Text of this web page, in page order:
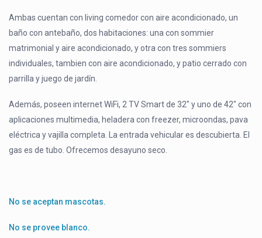
Ambas cuentan con living comedor con aire acondicionado, un
baño con antebaño, dos habitaciones: una con sommier
matrimonial y aire acondicionado, y otra con tres sommiers
individuales, tambien con aire acondicionado, y patio cerrado con
parrilla y juego de jardín.
Además, poseen internet WiFi, 2 TV Smart de 32″ y uno de 42″ con
aplicaciones multimedia, heladera con freezer, microondas, pava
eléctrica y vajilla completa. La entrada vehicular es descubierta. El
gas es de tubo. Ofrecemos desayuno seco.
No se aceptan mascotas.
No se provee blanco.